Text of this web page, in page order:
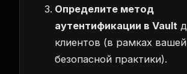
Определите метод
аутентификации в Vault
клиентов (в рамках вашей
безопасной практики).